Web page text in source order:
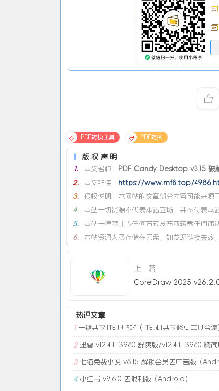
PDF转换工具 PDF转换
版权声明
1.
本文名称：
PDF Candy Desktop v3.15 破
2.
本文链接：
https://www.mf8.top/
3.
侵权说明：本网站的文章部分内容可能来源
4.
本站一切资源不代表本站立场，并不代表本
5.
本站一律禁止以任何方式发布或转载任何违
6.
本站资源大多存储在云盘，如发现链接失效
上一篇
热评文章
1 一键共享打印机软件(打印机共享修复工具合集
2 迅雷 v12.4.11.3980 舒爽版/v12.4.11.3980 精简
3 七猫免费小说 v8.15 解锁会员去广告版（
4 小红书 v9.6.0 去限制版（Android）